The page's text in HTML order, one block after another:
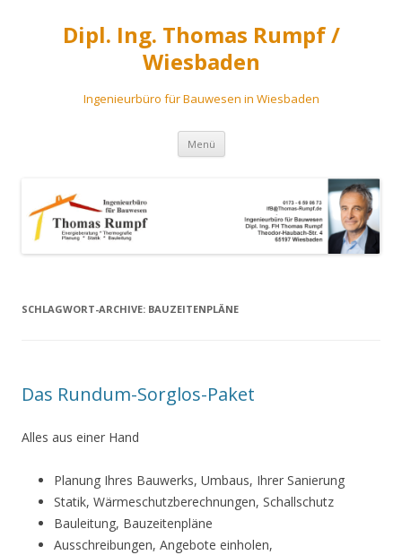
Dipl. Ing. Thomas Rumpf /
Wiesbaden
Ingenieurbüro für Bauwesen in Wiesbaden
Menü Zum
springen
SCHLAGWORT-ARCHIVE: BAUZEITENPLÄNE
Das Rundum-Sorglos-Paket
Alles aus einer Hand
Planung Ihres Bauwerks, Umbaus, Ihrer Sanierung
Statik, Wärmeschutzberechnungen, Schallschutz
Bauleitung, Bauzeitenpläne
Ausschreibungen, Angebote einholen,